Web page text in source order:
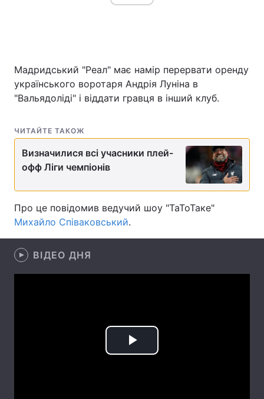
Головна Війна
Економіка Світ
Техно і зв'язок
Зброя
Здоров'я
Мадридський "Реал" має намір перервати оренду
українського воротаря Андрія Луніна в
"Вальядоліді" і віддати гравця в інший клуб.
ЧИТАЙТЕ ТАКОЖ
Визначилися всі учасники плей-
офф Ліги чемпіонів
Про це повідомив ведучий шоу "ТаТоТаке"
Михайло Співаковський.
ВІДЕО ДНЯ
Play